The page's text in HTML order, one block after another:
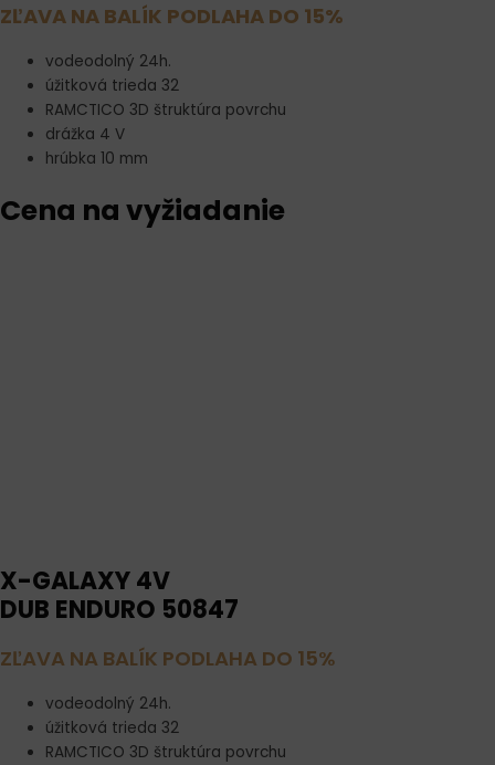
ZĽAVA NA BALÍK PODLAHA DO 15%
vodeodolný 24h.
úžitková trieda 32
RAMCTICO 3D štruktúra povrchu
drážka 4 V
hrúbka 10 mm
Cena na vyžiadanie
X-GALAXY 4V
DUB ENDURO 50847
ZĽAVA NA BALÍK PODLAHA DO 15%
vodeodolný 24h.
úžitková trieda 32
RAMCTICO 3D štruktúra povrchu